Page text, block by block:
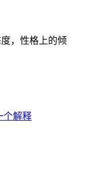
，性格上的倾
个解释